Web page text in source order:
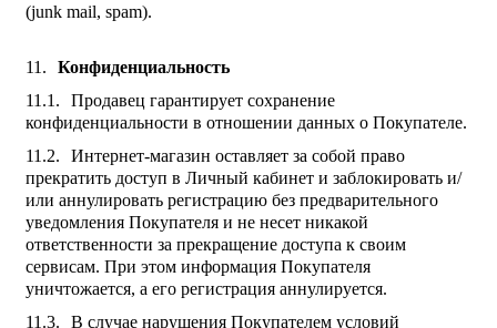
(junk mail, spam).
Конфиденциальность
Продавец гарантирует сохранение
конфиденциальности в отношении данных о Покупателе.
Интернет-магазин оставляет за собой право
прекратить доступ в Личный кабинет и заблокировать и/
или аннулировать регистрацию без предварительного
уведомления Покупателя и не несет никакой
ответственности за прекращение доступа к своим
сервисам. При этом информация Покупателя
уничтожается, а его регистрация аннулируется.
В случае нарушения Покупателем условий